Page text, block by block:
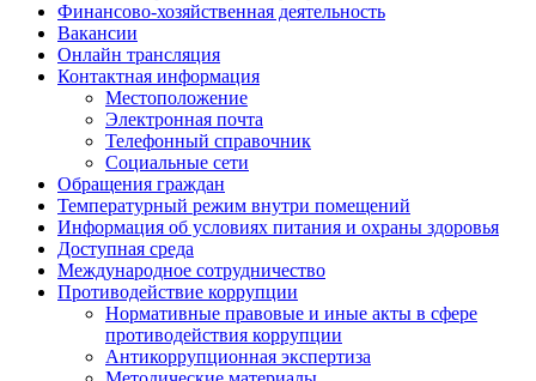
Финансово-хозяйственная деятельность
Вакансии
Онлайн трансляция
Контактная информация
Местоположение
Электронная почта
Телефонный справочник
Социальные сети
Обращения граждан
Температурный режим внутри помещений
Информация об условиях питания и охраны здоровья
Доступная среда
Международное сотрудничество
Противодействие коррупции
Нормативные правовые и иные акты в сфере
противодействия коррупции
Антикоррупционная экспертиза